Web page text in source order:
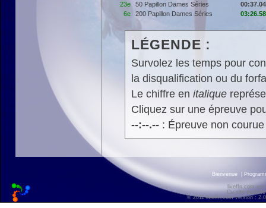
23e
50 Papillon Dames Séries
00:37.04
6e
200 Papillon Dames Séries 03:26.58
LÉGENDE :
Survolez les temps pour
la disqualification ou du
Le chiffre en italique
Cliquez sur une épreuve
--:--.--: Épreuve non
Bienvenue
liveffn.com est
Ce site
© 2011 liveffn.com version :